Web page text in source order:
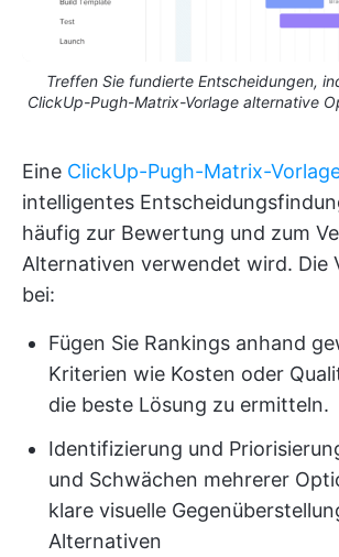
Treffen Sie fundierte Entscheidungen,
ClickUp-Pugh-Matrix-Vorlage alternative
Eine ClickUp-Pugh-Matrix-
intelligentes
häufig zur Bewertung und zum
Alternativen verwendet wird. Die
bei:
Fügen Sie Rankings anhand
Kriterien wie Kosten oder
die beste Lösung zu ermitteln.
Identifizierung und
und Schwächen mehrerer
klare visuelle
Alternativen